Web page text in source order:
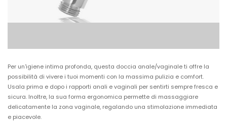
Per un'igiene intima profonda, questa doccia anale/vaginale ti offre la
possibilità di vivere i tuoi momenti con la massima pulizia e comfort.
Usala prima e dopo i rapporti anali e vaginali per sentirti sempre fresca e
sicura. Inoltre, la sua forma ergonomica permette di massaggiare
delicatamente la zona vaginale, regalando una stimolazione immediata
e piacevole.